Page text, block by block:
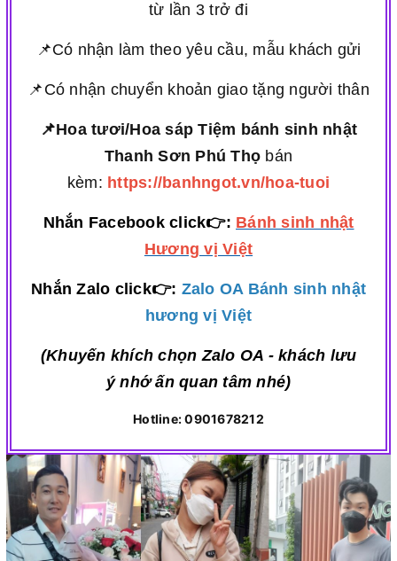
từ lần 3 trở đi
📌Có nhận làm theo yêu cầu, mẫu khách gửi
📌Có nhận chuyển khoản giao tặng người thân
📌Hoa tươi/Hoa sáp Tiệm bánh sinh nhật
Thanh Sơn Phú Thọ bán
kèm: https://banhngot.vn/hoa-tuoi
Nhắn Facebook click👉: Bánh sinh nhật
Hương vị Việt
Nhắn Zalo click👉: Zalo OA Bánh sinh nhật
hương vị Việt
(Khuyến khích chọn Zalo OA - khách lưu
ý nhớ ấn quan tâm nhé)
Hotline: 0901678212